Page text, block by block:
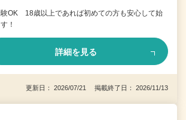
OK 18歳以上であれば初めての方も安心して始
！
詳細を見る
更新日： 2026/07/21 掲載終了日： 2026/11/13